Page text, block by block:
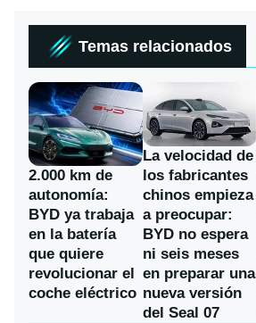
Temas relacionados
2.000 km de
autonomía:
BYD ya trabaja
en la batería
que quiere
revolucionar el
coche eléctrico
La velocidad de
los fabricantes
chinos empieza
a preocupar:
BYD no espera
ni seis meses
en preparar una
nueva versión
del Seal 07